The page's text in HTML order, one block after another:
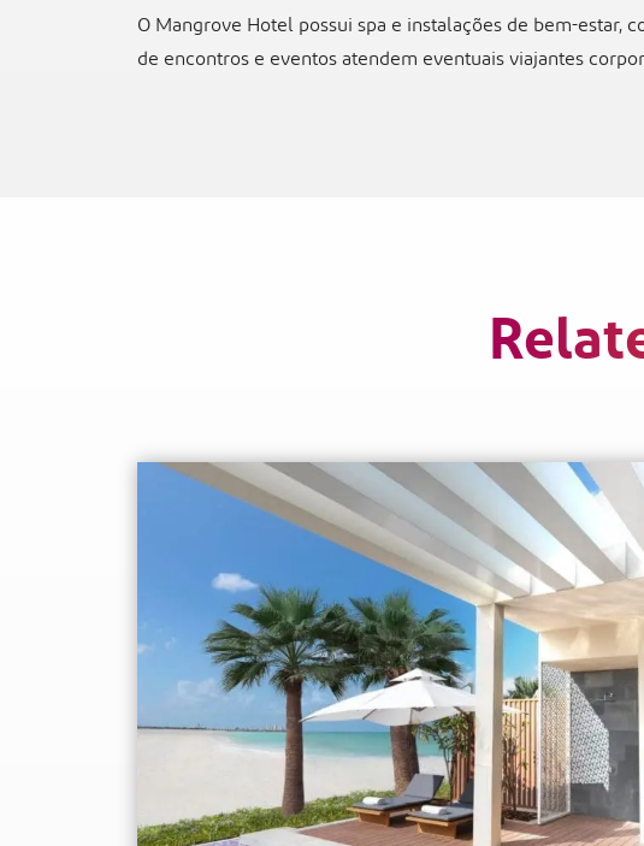
O Mangrove Hotel possui spa e instalações de bem-estar,
de encontros e eventos atendem eventuais viajantes